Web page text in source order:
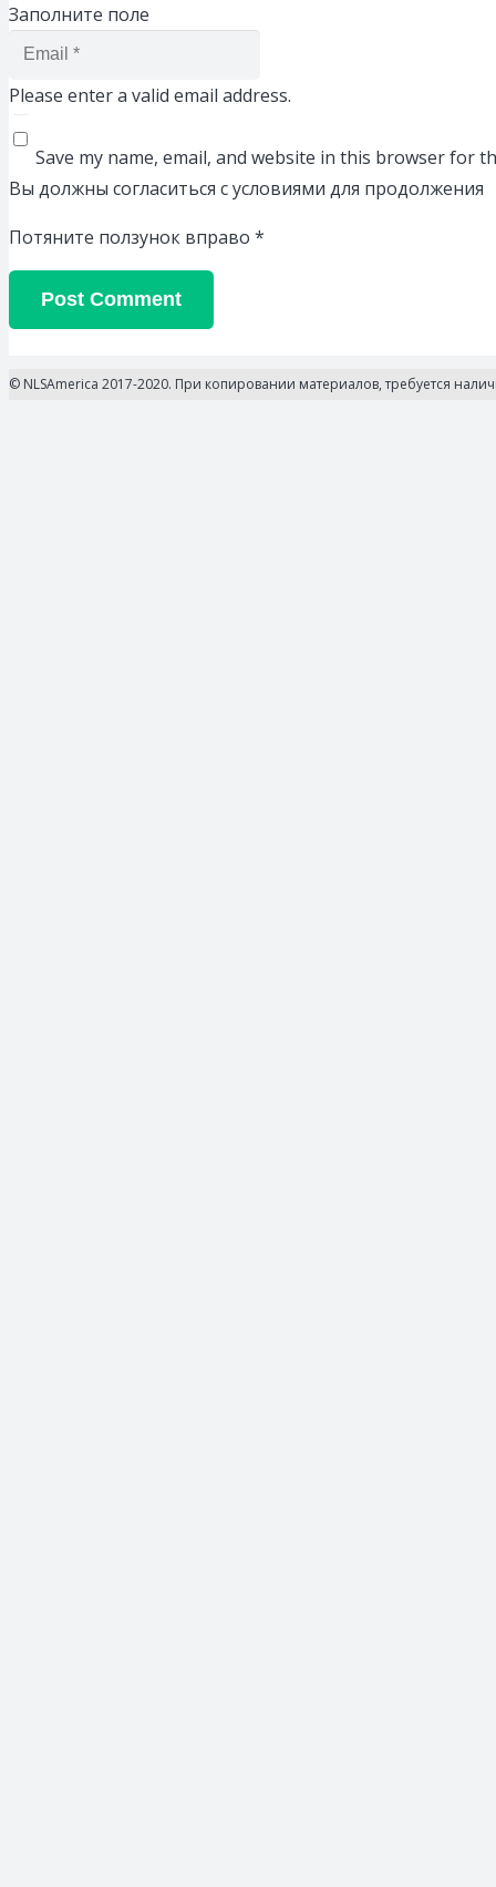
Заполните поле
Please enter a valid email address.
Save my name, email, and website in this browser for
Вы должны согласиться с условиями для продолжения
Потяните ползунок вправо *
Post Comment
© NLSAmerica 2017-2020. При копировании материалов, требуется